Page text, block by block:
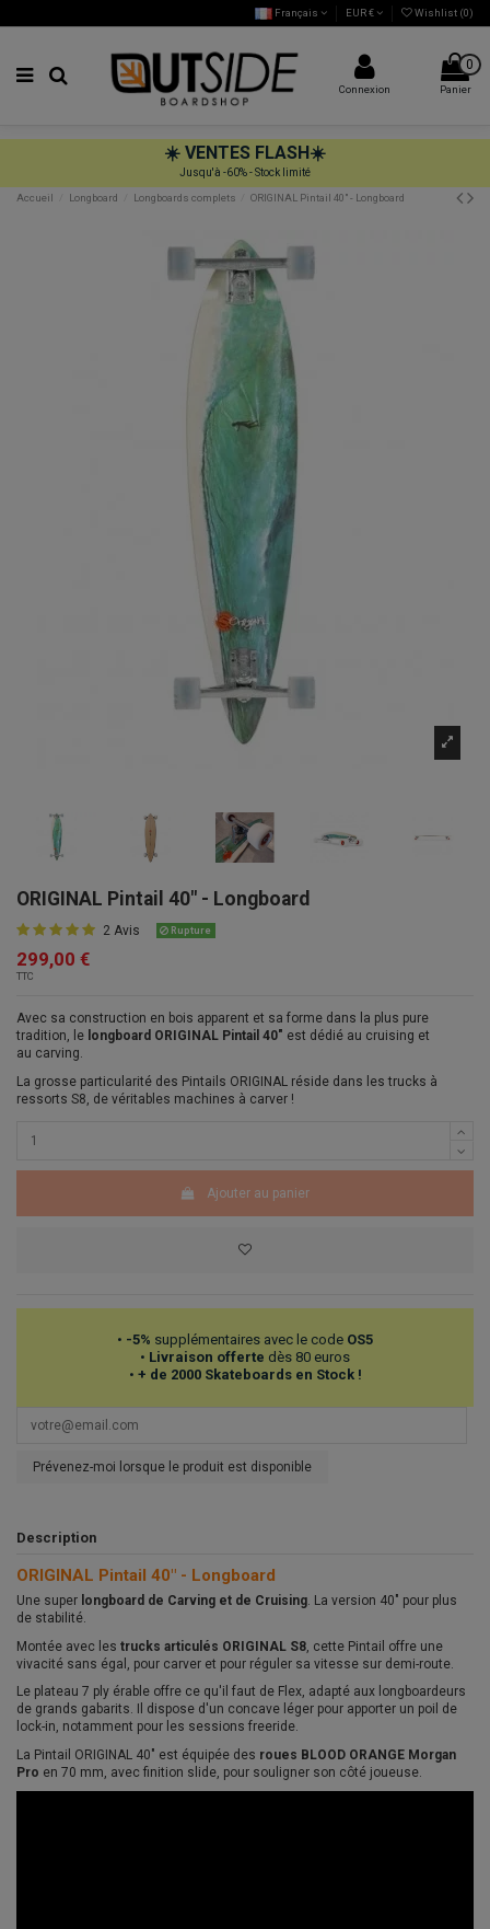
Français EUR € Wishlist (0)
Connexion
0
Panier
☀️ VENTES FLASH☀️
Jusqu'à -60% - Stock limité
Accueil Longboard Longboards complets ORIGINAL Pintail 40" - Longboard
ORIGINAL Pintail 40" - Longboard
2 Avis Rupture
299,00 €
TTC
Avec sa construction en bois apparent et sa forme dans la plus pure
tradition, le longboard ORIGINAL Pintail 40" est dédié au cruising et
au carving.
La grosse particularité des Pintails ORIGINAL réside dans les trucks à
ressorts S8, de véritables machines à carver !
Ajouter au panier
• -5% supplémentaires avec le code OS5
• Livraison offerte dès 80 euros
• + de 2000 Skateboards en Stock !
Prévenez-moi lorsque le produit est disponible
Description
ORIGINAL Pintail 40" - Longboard
Une super longboard de Carving et de Cruising. La version 40" pour plus
de stabilité.
Montée avec les trucks articulés ORIGINAL S8 , cette Pintail offre une
vivacité sans égal, pour carver et pour réguler sa vitesse sur demi-route.
Le plateau 7 ply érable offre ce qu'il faut de Flex, adapté aux longboardeurs
de grands gabarits. Il dispose d'un concave léger pour apporter un poil de
lock-in, notamment pour les sessions freeride.
La Pintail ORIGINAL 40" est équipée des roues BLOOD ORANGE Morgan
Pro en 70 mm, avec finition slide, pour souligner son côté joueuse.